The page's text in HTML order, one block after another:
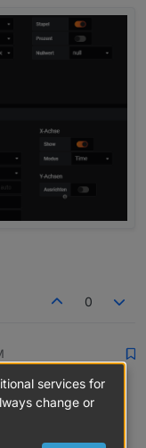
0
gleich aus. Hab
doof. In der
jedem
services for
change or